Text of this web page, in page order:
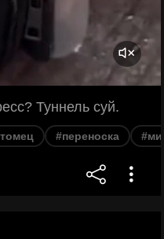
Туннель суй.
#переноска